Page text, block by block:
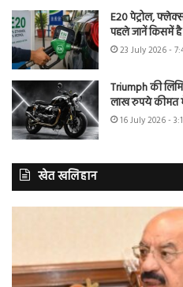
E20 पेट्रोल,
पहले जानें किसमें है
23 July 2026 -
Triumph की
लाख रुपये कीमत
16 July 2026 -
खेत खलिहान